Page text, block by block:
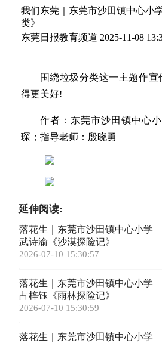
我们东莞｜东莞市沙田镇中心小
类》
东莞日报教育频道 2025-11-08
围绕垃圾分类这一主题作
得更美好!
作者：东莞市沙田镇中心
琛；指导老师：殷晓勇
延伸阅读:
落花生｜东莞市沙田镇中心小学
武诗渝《沙漠探险记》
2026-07-10 15:30:57
落花生｜东莞市沙田镇中心小学
占梓钰《雨林探险记》
2026-07-10 15:30:59
落花生｜东莞市沙田镇中心小学